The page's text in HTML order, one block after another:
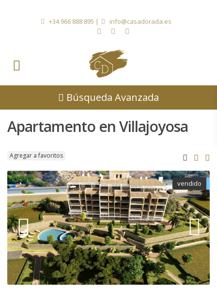
+34 966 888 895 | info@casadorada.es
Búsqueda Avanzada
Apartamento en Villajoyosa
Agregar a favoritos
vendido